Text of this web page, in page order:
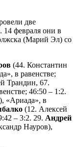
две
14 февраля они в
(Марий Эл) со
(44. Константин
в равенстве;
Трандин, 67.
46:50 – 1:2.
«Ариада», в
(12. Алексей
– 3:2. 29. Андрей
Науров),